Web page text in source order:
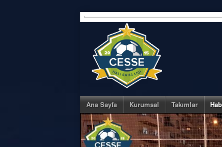
Skip
to
Ana Sayfa Kurumsal Takımlar